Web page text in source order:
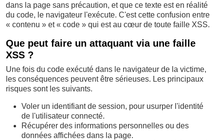
dans la page sans précaution, et que ce texte est en réalité
du code, le navigateur l'exécute. C'est cette confusion entre
« contenu » et « code » qui est au cœur de toute faille XSS.
Que peut faire un attaquant via une faille
XSS ?
Une fois du code exécuté dans le navigateur de la victime,
les conséquences peuvent être sérieuses. Les principaux
risques sont les suivants.
Voler un identifiant de session, pour usurper l'identité
de l'utilisateur connecté.
Récupérer des informations personnelles ou des
données affichées dans la page.